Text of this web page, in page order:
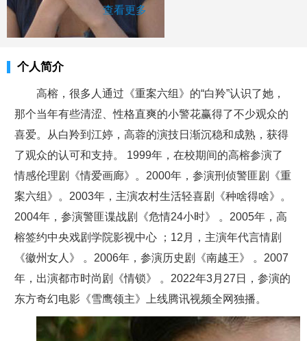
查看更多
个人简介
高榕，很多人通过《重案六组》的“白羚”认识了她，
那个当年有些清涩、性格直爽的小警花赢得了不少观众的
喜爱。从白羚到江婷，高蓉的演技日渐沉稳和成熟，获得
了观众的认可和支持。 1999年，在校期间的高榕参演了
情感伦理剧《情爱画廊》。2000年，参演刑侦警匪剧《重
案六组》。2003年，主演农村生活轻喜剧《种啥得啥》。
2004年，参演警匪谍战剧《危情24小时》 。2005年，高
榕签约中央戏剧学院影视中心 ；12月，主演年代言情剧
《徽州女人》 。2006年，参演历史剧《南越王》 。2007
年，出演都市时尚剧《情锁》 。2022年3月27日，参演的
东方奇幻电影《雪鹰领主》上线腾讯视频全网独播。